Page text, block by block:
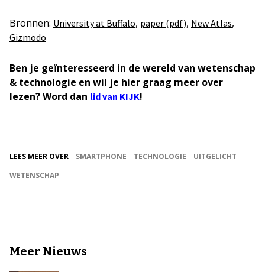
Bronnen: University at Buffalo, paper (pdf), New Atlas,
Gizmodo
Ben je geïnteresseerd in de wereld van wetenschap
& technologie en wil je hier graag meer over
lezen? Word dan lid van KIJK!
LEES MEER OVER SMARTPHONE TECHNOLOGIE
UITGELICHT
WETENSCHAP
Meer Nieuws